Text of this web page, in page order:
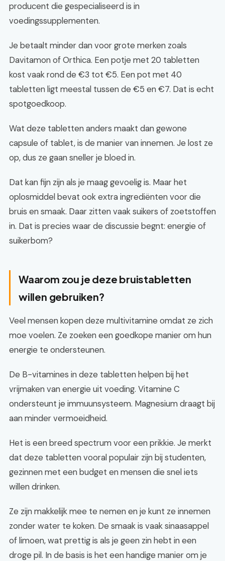
producent die gespecialiseerd is in
voedingssupplementen.
Je betaalt minder dan voor grote merken zoals
Davitamon of Orthica. Een potje met 20 tabletten
kost vaak rond de €3 tot €5. Een pot met 40
tabletten ligt meestal tussen de €5 en €7. Dat is echt
spotgoedkoop.
Wat deze tabletten anders maakt dan gewone
capsule of tablet, is de manier van innemen. Je lost ze
op, dus ze gaan sneller je bloed in.
Dat kan fijn zijn als je maag gevoelig is. Maar het
oplosmiddel bevat ook extra ingrediënten voor die
bruis en smaak. Daar zitten vaak suikers of zoetstoffen
in. Dat is precies waar de discussie begnt: energie of
suikerbom?
Waarom zou je deze bruistabletten
willen gebruiken?
Veel mensen kopen deze multivitamine omdat ze zich
moe voelen. Ze zoeken een goedkope manier om hun
energie te ondersteunen.
De B-vitamines in deze tabletten helpen bij het
vrijmaken van energie uit voeding. Vitamine C
ondersteunt je immuunsysteem. Magnesium draagt bij
aan minder vermoeidheid.
Het is een breed spectrum voor een prikkie. Je merkt
dat deze tabletten vooral populair zijn bij studenten,
gezinnen met een budget en mensen die snel iets
willen drinken.
Ze zijn makkelijk mee te nemen en je kunt ze innemen
zonder water te koken. De smaak is vaak sinaasappel
of limoen, wat prettig is als je geen zin hebt in een
droge pil. In de basis is het een handige manier om je